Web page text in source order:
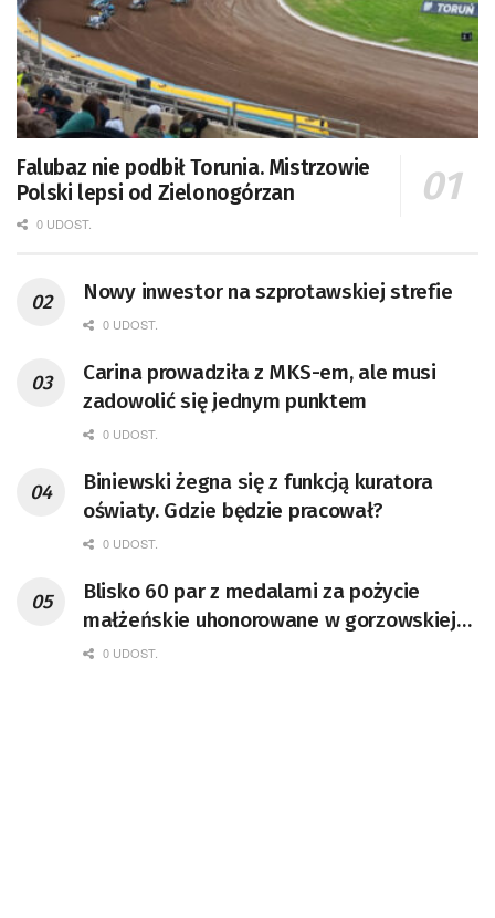
Falubaz nie podbił Torunia. Mistrzowie
Polski lepsi od Zielonogórzan
0 UDOST.
Nowy inwestor na szprotawskiej strefie
0 UDOST.
Carina prowadziła z MKS-em, ale musi
zadowolić się jednym punktem
0 UDOST.
Biniewski żegna się z funkcją kuratora
oświaty. Gdzie będzie pracował?
0 UDOST.
Blisko 60 par z medalami za pożycie
małżeńskie uhonorowane w gorzowskiej
Filharmonii [GALERIA ZDJĘĆ]
0 UDOST.